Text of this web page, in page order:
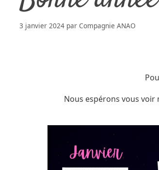
3 janvier 2024 par Compagnie ANAO
Nous espérons vous voir